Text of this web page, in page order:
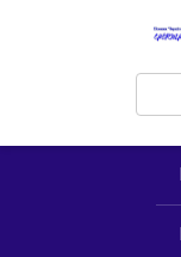
Поиск: